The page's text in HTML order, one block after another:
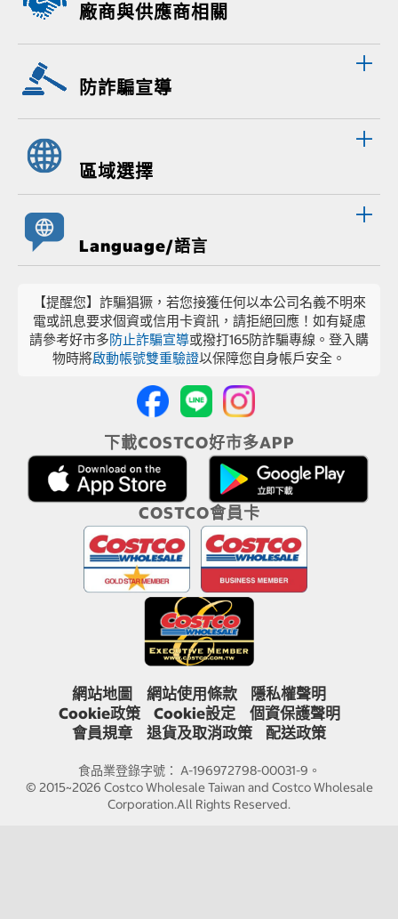
廠商與供應商相關
防詐騙宣導
區域選擇
Language/語言
【提醒您】詐騙猖獗，若您接獲任何以本公司名義不明來
電或訊息要求個資或信用卡資訊，請拒絕回應！如有疑慮
請參考好市多防止詐騙宣導或撥打165防詐騙專線。登入購
物時將啟動帳號雙重驗證以保障您自身帳戶安全。
下載COSTCO好市多APP
COSTCO會員卡
網站地圖 網站使用條款
隱私權聲明
Cookie政策
Cookie設定
個資保護聲明
會員規章
退貨及取消政策 配送政策
食品業登錄字號： A-196972798-00031-9。
© 2015~2026 Costco Wholesale Taiwan and Costco Wholesale
Corporation.All Rights Reserved.